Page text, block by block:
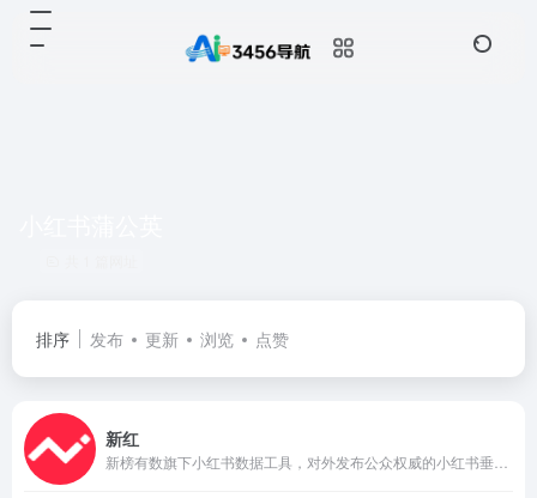
排序 发布 更新 浏览 点赞
新红